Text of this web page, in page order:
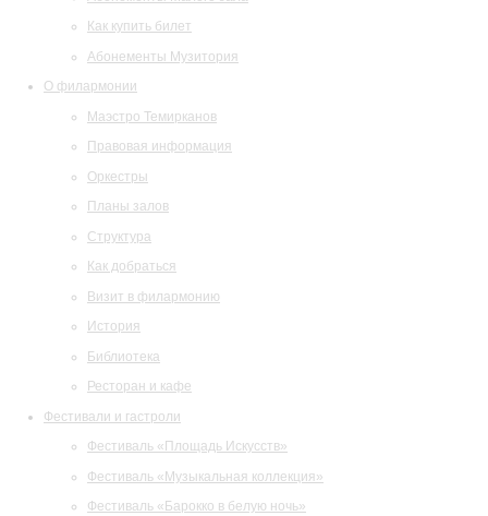
Как купить билет
Абонементы Музитория
О филармонии
Маэстро Темирканов
Правовая информация
Оркестры
Планы залов
Структура
Как добраться
Визит в филармонию
История
Библиотека
Ресторан и кафе
Фестивали и гастроли
Фестиваль «Площадь Искусств»
Фестиваль «Музыкальная коллекция»
Фестиваль «Барокко в белую ночь»